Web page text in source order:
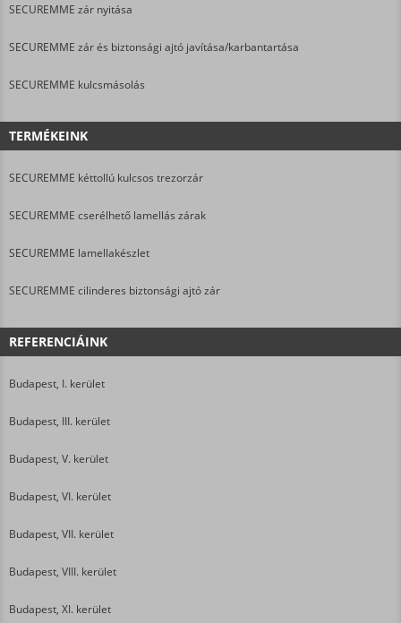
SECUREMME zár nyitása
SECUREMME zár és biztonsági ajtó javítása/karbantartása
SECUREMME kulcsmásolás
TERMÉKEINK
SECUREMME kéttollú kulcsos trezorzár
SECUREMME cserélhető lamellás zárak
SECUREMME lamellakészlet
SECUREMME cilinderes biztonsági ajtó zár
REFERENCIÁINK
Budapest, I. kerület
Budapest, III. kerület
Budapest, V. kerület
Budapest, VI. kerület
Budapest, VII. kerület
Budapest, VIII. kerület
Budapest, XI. kerület